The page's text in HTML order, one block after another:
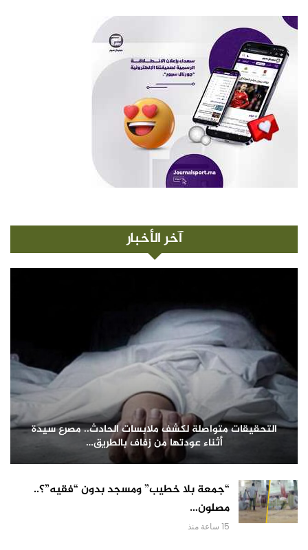
آخر الأخبار
التحقيقات متواصلة لكشف ملابسات الحادث.. مصرع سيدة
أثناء عودتها من زفاف بالطريق…
“جمعة بلا خطيب” ومسجد بدون “فقيه”؟..
مصلون…
15 ساعة منذ